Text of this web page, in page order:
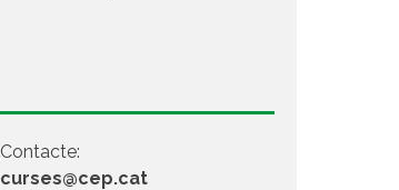
Contacte:
curses@cep.cat